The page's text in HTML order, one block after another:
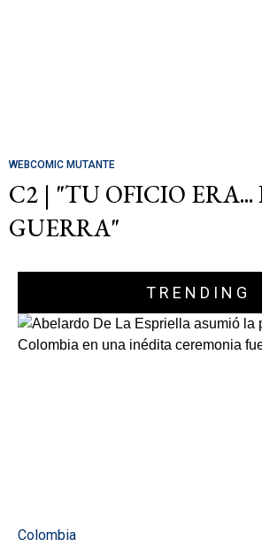
WEBCOMIC MUTANTE
C2 | "TU OFICIO ERA...
GUERRA"
TRENDING
Colombia